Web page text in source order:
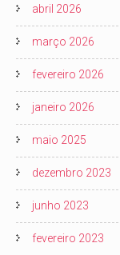
abril 2026
março 2026
fevereiro 2026
janeiro 2026
maio 2025
dezembro 2023
junho 2023
fevereiro 2023